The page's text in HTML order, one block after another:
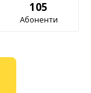
105
Абоненти